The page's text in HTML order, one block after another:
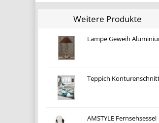
Weitere Produkte
Lampe Geweih
Teppich
AMSTYLE Fernsehsessel